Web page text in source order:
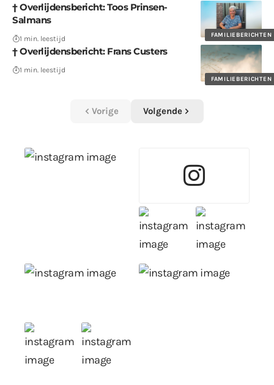
FAMILIEBERICHTEN
† Overlijdensbericht: Toos Prinsen-
Salmans
1 min. leestijd
FAMILIEBERICHTEN
† Overlijdensbericht: Frans Custers
1 min. leestijd
Vorige Volgende